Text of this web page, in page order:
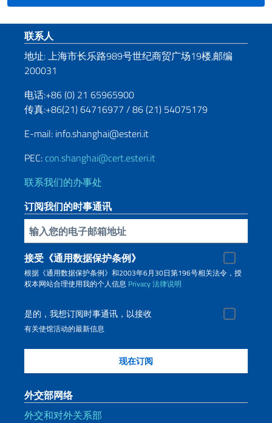
页脚部分
联系人
地址: 上海市长乐路989号世纪商贸广场19楼,邮编
200031
电话:+86 (0) 21 65965900
传真:+86(21) 64716977 / 86 (21) 54075179
E-mail: info.shanghai@esteri.it
PEC: con.shanghai@cert.esteri.it
联系我们的办事处
订阅我们的时事通讯
插入你的電子郵件
接受《通用数据保护条例》
根据《通用数据保护条例》和2003年6月30日第196号相关法令，授
权本网站合理使用我的个人信息 Privacy法律说明
是的，我想订阅时事通讯，以接收
有关使馆活动的最新信息
外交部网络
外交和对外关系部